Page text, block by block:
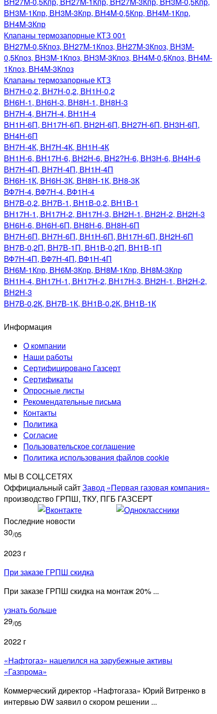
ВН3M-1Кпр, ВН3M-3Кпр, ВН4M-0,5Кпр, ВН4M-1Кпр,
ВН4M-3Кпр
Клапаны термозапорные КТЗ 001
ВН27M-0,5Кпоз, ВН27M-1Кпоз, ВН27M-3Кпоз, ВН3M-
0,5Кпоз, ВН3M-1Кпоз, ВН3M-3Кпоз, ВН4M-0,5Кпоз, ВН4M-
1Кпоз, ВН4M-3Кпоз
Клапаны термозапорные КТЗ
ВН7Н-0,2, ВН7Н-0,2, ВН1Н-0,2
ВН6Н-1, ВН6Н-3, ВН8Н-1, ВН8H-3
ВН7Н-4, ВН7Н-4, ВН1Н-4
ВН1Н-6П, ВН17Н-6П, ВН2Н-6П, BH27H-6П, ВН3Н-6П,
ВН4Н-6П
ВН7Н-4К, ВН7Н-4К, ВН1Н-4К
ВН1Н-6, ВН17Н-6, ВН2Н-6, BH2?H-6, ВН3Н-6, ВН4Н-6
ВН7Н-4П, ВН7Н-4П, ВН1Н-4П
ВН6Н-1К, ВН6Н-3К, ВН8Н-1К, ВН8-3К
ВФ7Н-4, ВФ7Н-4, ВФ1Н-4
ВН7В-0,2, ВН7В-1, ВН1В-0,2, ВН1В-1
ВН17Н-1, ВН17Н-2, ВН17Н-3, ВН2Н-1, ВН2Н-2, ВН2Н-3
ВН6Н-6, ВН6Н-6П, ВН8Н-6, ВН8H-6П
ВН7H-6П, ВН7Н-6П, ВН1Н-6П, ВН17Н-6П, ВН2Н-6П
ВН7В-0,2П, ВН7В-1П, ВН1В-0,2П, ВН1В-1П
ВФ7Н-4П, ВФ7Н-4П, ВФ1Н-4П
ВН6M-1Кпр, ВН6M-3Кпр, ВН8M-1Кпр, ВН8M-3Кпр
ВН1Н-4, ВН17Н-1, ВН17Н-2, ВН17Н-3, ВН2Н-1, ВН2Н-2,
ВН2Н-3
ВН7В-0,2К, ВН7В-1К, ВН1В-0,2К, ВН1В-1К
Информация
О компании
Наши работы
Сертифицировано Газсерт
Сертификаты
Опросные листы
Рекомендательные письма
Контакты
Политика
Согласие
Пользовательское соглашение
Политика использования файлов cookie
МЫ В СОЦ.СЕТЯХ
Оффициальный сайтЗавод «Первая газовая компания»
производство ГРПШ, ТКУ, ПГБ ГАЗСЕРТ
Последние новости
30/05
2023 г
При заказе ГРПШ скидка
При заказе ГРПШ скидка на монтаж 20% ...
узнать больше
29/05
2022 г
«Нафтогаз» нацелился на зарубежные активы
«Газпрома»
Коммерческий директор «Нафтогаза» Юрий Витренко в
интервью DW заявил о скором решении ...